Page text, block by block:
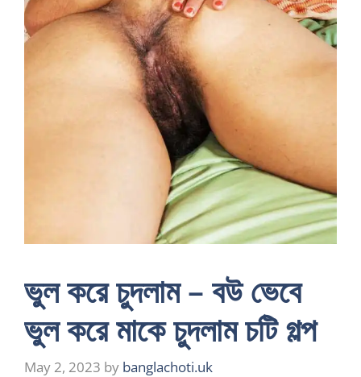
ভুল করে চুদলাম – বউ ভেবে
ভুল করে মাকে চুদলাম চটি গল্প
May 2, 2023 by banglachoti.uk